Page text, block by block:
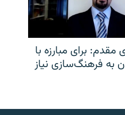
برای مبارزه با
به فرهنگ‌سازی نیاز